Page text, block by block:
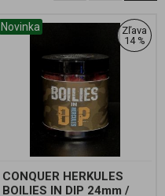
Novinka
Zľava
14 %
CONQUER HERKULES
BOILIES IN DIP 24mm /